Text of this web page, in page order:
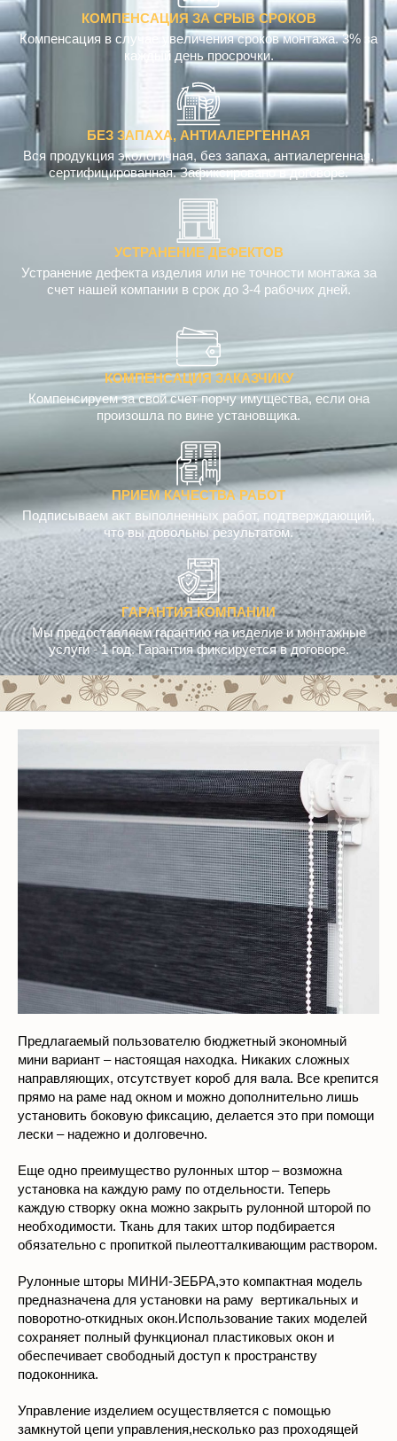
Компенсация в случае увеличения сроков монтажа. 3% за
каждый день просрочки.
БЕЗ ЗАПАХА, АНТИАЛЕРГЕННАЯ
Вся продукция экологичная, без запаха, антиалергенная,
сертифицированная. Зафиксировано в договоре.
УСТРАНЕНИЕ ДЕФЕКТОВ
Устранение дефекта изделия или не точности монтажа за
счет нашей компании в срок до 3-4 рабочих дней.
КОМПЕНСАЦИЯ ЗАКАЗЧИКУ
Компенсируем за свой счет порчу имущества, если она
произошла по вине установщика.
ПРИЕМ КАЧЕСТВА РАБОТ
Подписываем акт выполненных работ, подтверждающий,
что вы довольны результатом.
ГАРАНТИЯ КОМПАНИИ
Мы предоставляем гарантию на изделие и монтажные
услуги - 1 год. Гарантия фиксируется в договоре.
Предлагаемый пользователю бюджетный экономный
направляющих, отсутствует короб для вала. Все крепится
прямо на раме над окном и можно дополнительно лишь
установить боковую фиксацию, делается это при помощи
лески – надежно и долговечно.
Еще одно преимущество рулонных штор – возможна
каждую створку окна можно закрыть рулонной шторой по
необходимости. Ткань для таких штор подбирается
обязательно с пропиткой пылеотталкивающим раствором.
Рулонные шторы МИНИ-ЗЕБРА,это компактная модель
поворотно-откидных окон.Использование таких моделей
сохраняет полный функционал пластиковых окон и
обеспечивает свободный доступ к пространству
подоконника.
Управление изделием осуществляется с помощью
через механизм.